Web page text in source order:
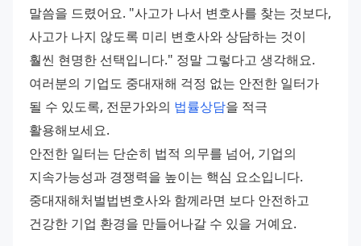
말씀을 드렸어요. "사고가 나서 변호사를 찾는 것보다,
사고가 나지 않도록 미리 변호사와 상담하는 것이
훨씬 현명한 선택입니다." 정말 그렇다고 생각해요.
여러분의 기업도 중대재해 걱정 없는 안전한 일터가
될 수 있도록, 전문가와의 법률상담을 적극
활용해보세요.
안전한 일터는 단순히 법적 의무를 넘어, 기업의
지속가능성과 경쟁력을 높이는 핵심 요소입니다.
중대재해처벌법변호사와 함께라면 보다 안전하고
건강한 기업 환경을 만들어나갈 수 있을 거예요.